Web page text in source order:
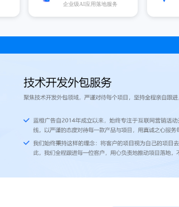
企业级AI应用落地服务